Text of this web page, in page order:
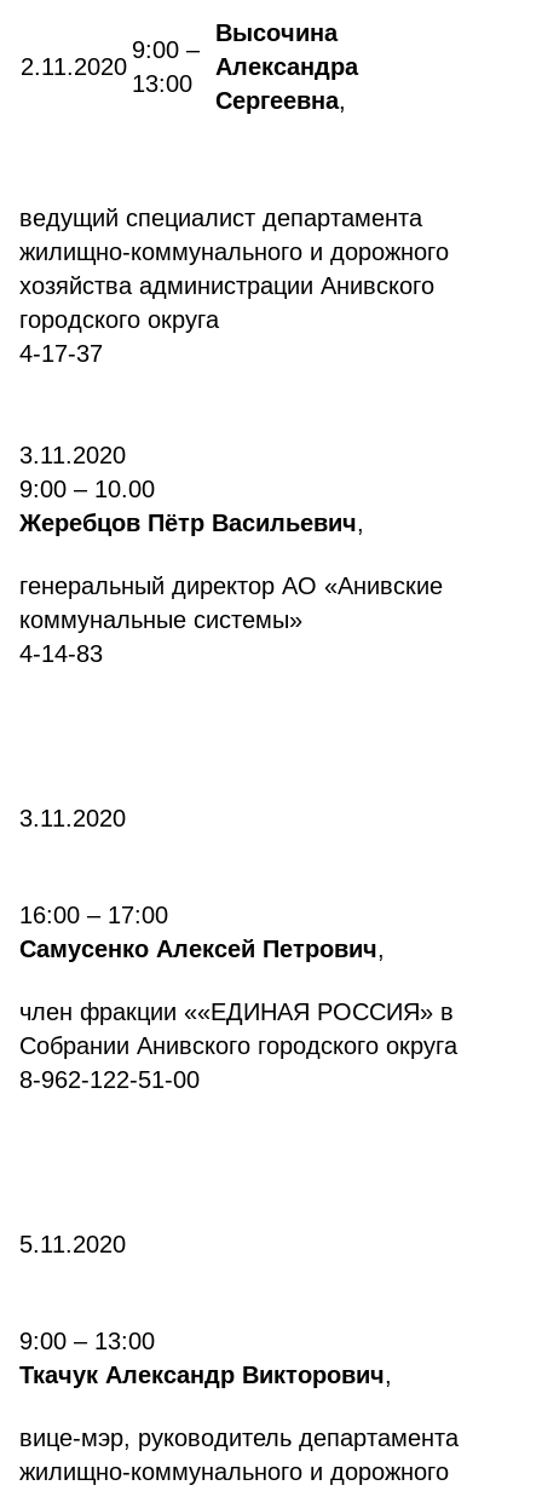
2.11.2020
9:00 –
13:00
Высочина
Александра
Сергеевна,
ведущий специалист департамента
жилищно-коммунального и дорожного
хозяйства администрации Анивского
городского округа
4-17-37
3.11.2020
9:00 – 10.00
Жеребцов Пётр Васильевич,
генеральный директор АО «Анивские
коммунальные системы»
4-14-83
3.11.2020
16:00 – 17:00
Самусенко Алексей Петрович,
член фракции ««ЕДИНАЯ РОССИЯ» в
Собрании Анивского городского округа
8-962-122-51-00
5.11.2020
9:00 – 13:00
Ткачук Александр Викторович,
вице-мэр, руководитель департамента
жилищно-коммунального и дорожного